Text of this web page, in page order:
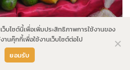
บไซต์นี้เพื่อเพิ่มประสิทธิภาพการใช้งานของ
นคุ๊กกี้เพื่อใช้งานเว็บไซต์ต่อไป
ยอมรับ